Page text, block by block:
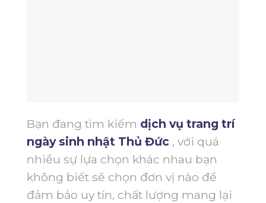
Bạn đang tìm kiếm dịch vụ trang trí
ngày sinh nhật Thủ Đức , với quá
nhiều sự lựa chọn khác nhau bạn
không biết sẽ chọn đơn vị nào để
đảm bảo uy tín, chất lượng mang lại